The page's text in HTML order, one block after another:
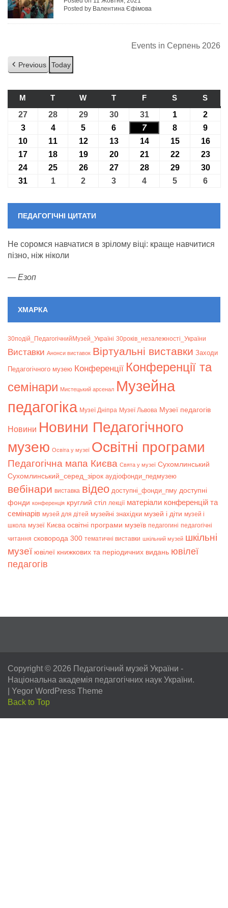
Posted by Валентина Єфімова
Events in Серпень 2026
Previous Today
M ПОНЕДІЛОК
T ВІВТОРОК
W СЕРЕДА
TЧЕТВЕР
FП’ЯТНИЦЯ
S СУБОТА
S
27 27.07.2026
28 28.07.2026
2929.07.2026
3030.07.2026
3131.07.2026
1 01.08.2026
2
303.08.2026
404.08.2026
5 05.08.2026
6 06.08.2026
707.08.2026
8 08.08.2026
9
10 10.08.2026
11 11.08.2026
1212.08.2026
1313.08.2026
1414.08.2026
1515.08.2026
16
17 17.08.2026
18 18.08.2026
1919.08.2026
2020.08.2026
2121.08.2026
2222.08.2026
23
24 24.08.2026
25 25.08.2026
2626.08.2026
2727.08.2026
2828.08.2026
2929.08.2026
30
31 31.08.2026
101.09.2026
2 02.09.2026
3 03.09.2026
4 04.09.2026
5 05.09.2026
6
ПЕДАГОГІЧНІ ЦИТАТИ
Не соромся навчатися в зрілому віці: краще навчитися
пізно, ніж ніколи
— Езоп
ХМАРКА
30подій_ПедагогічнийМузей_Україні 30років_незалежності_України
Bиставки Анонси виставок Віртуальні виставки Заходи
Педагогічного музею Конференції Конференції та
семінари Мистецький арсенал Музейна
педагогіка Музеї Дніпра Музеї Львова Музеї педагогів
Новини Новини Педагогічного
музею Освіта у музеї Освітні програми
Педагогічна мапа Києва Свята у музеї Сухомлинський
Сухомлинський_серед_зірок аудіофонди_педмузею
вебінари виставка відео доступні_фонди_пму доступні
фонди конференція круглий стіл лекції матеріали конференцій та
семінарів музей для дітей музейні знахідки музей і діти музей і
школа музеї Києва освітні програми музеїв педагогині педагогічні
читання сковорода 300 тематичні виставки шкільний музей шкільні
музеї ювілеї книжкових та періодичних видань ювілеї
педагогів
Copyright © 2026 Педагогічний музей України -
Національна академія педагогічних наук України.
Yegor WordPress Theme
Back to Top